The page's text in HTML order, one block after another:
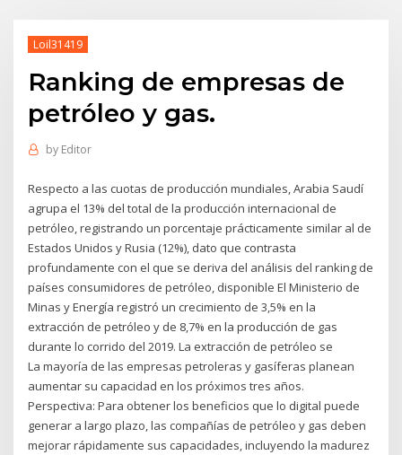
Loil31419
Ranking de empresas de
petróleo y gas.
by Editor
Respecto a las cuotas de producción mundiales, Arabia Saudí
agrupa el 13% del total de la producción internacional de
petróleo, registrando un porcentaje prácticamente similar al de
Estados Unidos y Rusia (12%), dato que contrasta
profundamente con el que se deriva del análisis del ranking de
países consumidores de petróleo, disponible El Ministerio de
Minas y Energía registró un crecimiento de 3,5% en la
extracción de petróleo y de 8,7% en la producción de gas
durante lo corrido del 2019. La extracción de petróleo se
La mayoría de las empresas petroleras y gasíferas planean
aumentar su capacidad en los próximos tres años.
Perspectiva: Para obtener los beneficios que lo digital puede
generar a largo plazo, las compañías de petróleo y gas deben
mejorar rápidamente sus capacidades, incluyendo la madurez